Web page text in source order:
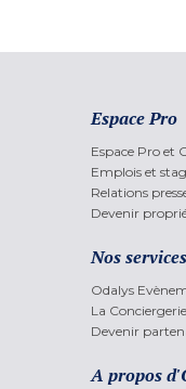
Espace Pro
Espace Pro et
Emplois et
Relations
Devenir
Nos services
Odalys
La
Devenir
A propos